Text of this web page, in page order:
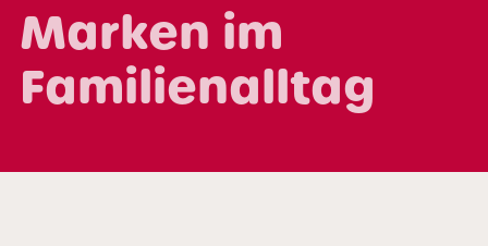
Marken im
Familienalltag